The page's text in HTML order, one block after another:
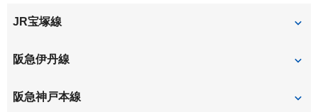
口田中
上津島
藤ノ木
JR宝塚線
伊丹
猪名寺
阪急伊丹線
伊丹
阪急神戸本線